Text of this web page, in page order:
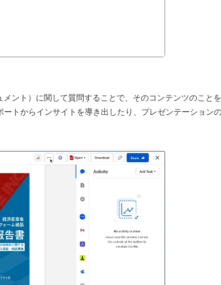
ント）に関して質問することで、そのコンテンツのこと
トからインサイトを導き出したり、プレゼンテーション